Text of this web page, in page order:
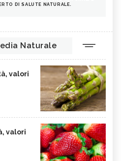
DI SALUTE NATURALE.
Naturale
valori
valori